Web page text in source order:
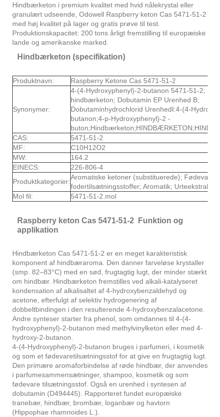
Hindbærketon i premium kvalitet med hvid nålekrystal eller
granulært udseende, Odowell Raspberry keton Cas 5471-51-2
med høj kvalitet på lager og gratis prøve til test.
Produktionskapacitet: 200 tons årligt fremstilling til europæiske
lande og amerikanske marked.
Hindbærketon (specifikation)
Produktnavn: Raspberry Ketone Cas 5471-51-2
Synonymer:
4-(4-Hydroxyphenyl)-2-butanon 5471-51-2;
hindbærketon; Dobutamin EP Urenhed B;
Dobutaminhydrochlorid UrenhedⅠ:4-(4-
butanon;4-p-Hydroxyphenyl)-2 -
CAS:
5471-51-2
MF:
C10H12O2
MW:
164.2
EINECS:
226-806-4
Produktkategorier:
Aromatiske ketoner (substituerede); Fødevare-
fodertilsætningsstoffer; Aromatik; Urteekstrakt;
Mol fil:
5471-51-2.mol
Raspberry keton Cas 5471-51-2 Funktion og
applikation
Hindbærketon Cas 5471-51-2 er en meget karakteristisk
komponent af hindbæraroma. Den danner farveløse krystaller
(smp. 82–83°C) med en sød, frugtagtig lugt, der minder stærkt
om hindbær. Hindbærketon fremstilles ved alkali-katalyseret
kondensation af alkalisaltet af 4-hydroxybenzaldehyd og
acetone, efterfulgt af selektiv hydrogenering af
dobbeltbindingen i den resulterende 4-hydroxybenzalacetone.
Andre synteser starter fra phenol, som omdannes til 4-(4-
hydroxyphenyl)-2-butanon med methylvinylketon eller med 4-
hydroxy-2-butanon.
4-(4-Hydroxyphenyl)-2-butanon bruges i parfumeri, i kosmetik
og som et fødevaretilsætningsstof for at give en frugtagtig lugt.
Den primære aromaforbindelse af røde hindbær, der anvendes
i parfumesammensætninger, shampoo, kosmetik og som
fødevare tilsætningsstof. Også en urenhed i syntesen af ​​
dobutamin (D494445). Rapporteret fundet europæiske
tranebær, hindbær, brombær, loganbær og havtorn
(Hippophae rhamnoides L.).